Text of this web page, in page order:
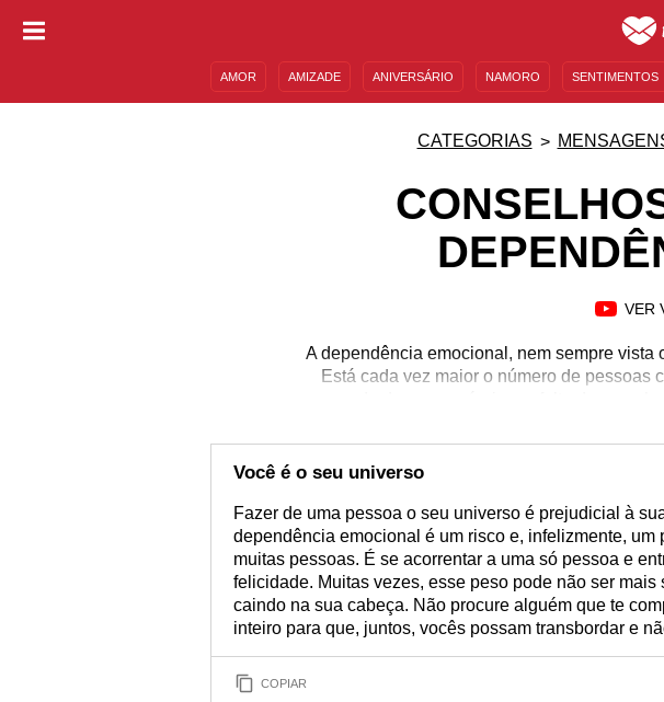
AMOR AMIZADE ANIVERSÁRIO NAMORO SENTIMENTOS
CATEGORIAS
VER
A dependência emocional, nem sempre
Está cada vez maior o número de pessoas
perda de amor-próprio e a falta de
para suprir o que está faltando internamente.
fica na mão do outro. Fuja disso! Atente-se às
Você é o seu universo
Fazer de uma pessoa o seu universo é prejudicial à
dependência emocional é um risco e, infelizmente, um
muitas pessoas. É se acorrentar a uma só pessoa e
felicidade. Muitas vezes, esse peso pode não ser mais
caindo na sua cabeça. Não procure alguém que te
inteiro para que, juntos, vocês possam transbordar e
COPIAR